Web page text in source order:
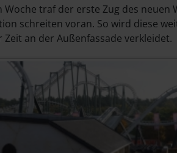
traf der erste Zug des neuen
schreiten voran. So wird diese
an der Außenfassade verkleidet.